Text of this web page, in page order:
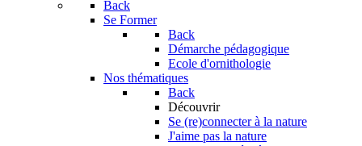
Back
Se Former
Back
Démarche pédagogique
Ecole d'ornithologie
Nos thématiques
Back
Découvrir
Se (re)connecter à la nature
J'aime pas la nature